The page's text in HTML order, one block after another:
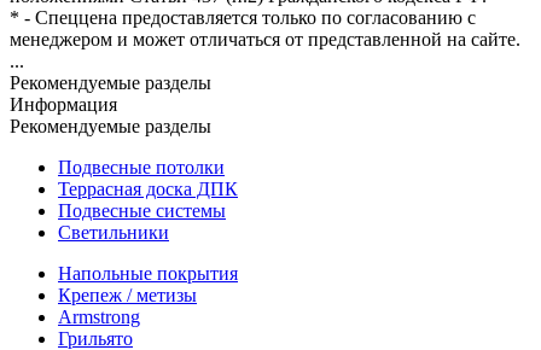
* - Спеццена предоставляется только по согласованию с
менеджером и может отличаться от представленной на сайте.
...
Рекомендуемые разделы
Информация
Рекомендуемые разделы
Подвесные потолки
Террасная доска ДПК
Подвесные системы
Светильники
Напольные покрытия
Крепеж / метизы
Armstrong
Грильято